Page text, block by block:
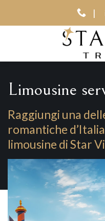
|
Limousine
Raggiungi una
romantiche
limousine di Star